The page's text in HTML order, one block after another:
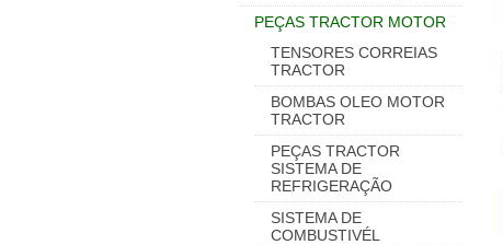
PEÇAS TRACTOR MOTOR
TENSORES CORREIAS
TRACTOR
BOMBAS OLEO MOTOR
TRACTOR
PEÇAS TRACTOR
SISTEMA DE
REFRIGERAÇÃO
SISTEMA DE
COMBUSTIVÉL